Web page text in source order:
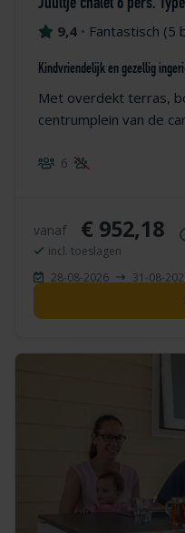
9,4 • Fantastisch (5
Kindvriendelijk en gezellig
Met overdekt terras,
centrumplein van de
6
vanaf € 952,18
incl. toeslagen
28-08-2026
31-08-